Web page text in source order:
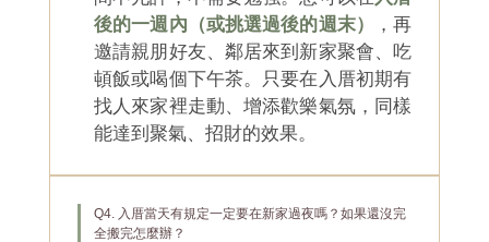
後的一週內（或挑選過後的週末）
，再
邀請親朋好友、鄰居來到新家聚會、吃
頓飯或喝個下午茶。只要在入厝初期有
找人來家裡走動、增添歡樂氣氛，同樣
能達到聚氣、招財的效果。
Q4. 入厝當天有規定一定要在新家過夜嗎？如果還沒完
全搬完怎麼辦？